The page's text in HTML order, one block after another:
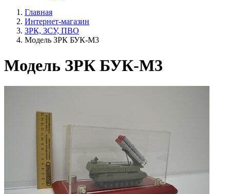
Главная
Интернет-магазин
ЗРК, ЗСУ, ПВО
Модель ЗРК БУК-М3
Модель ЗРК БУК-М3